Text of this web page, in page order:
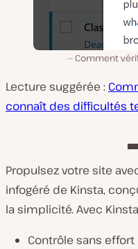
Comment
Lecture suggérée :
connaît des difficultés
Propulsez votre site
infogéré de Kinsta,
la simplicité. Avec
Contrôle sans